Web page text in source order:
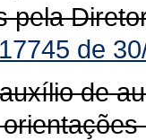
pela
de
de